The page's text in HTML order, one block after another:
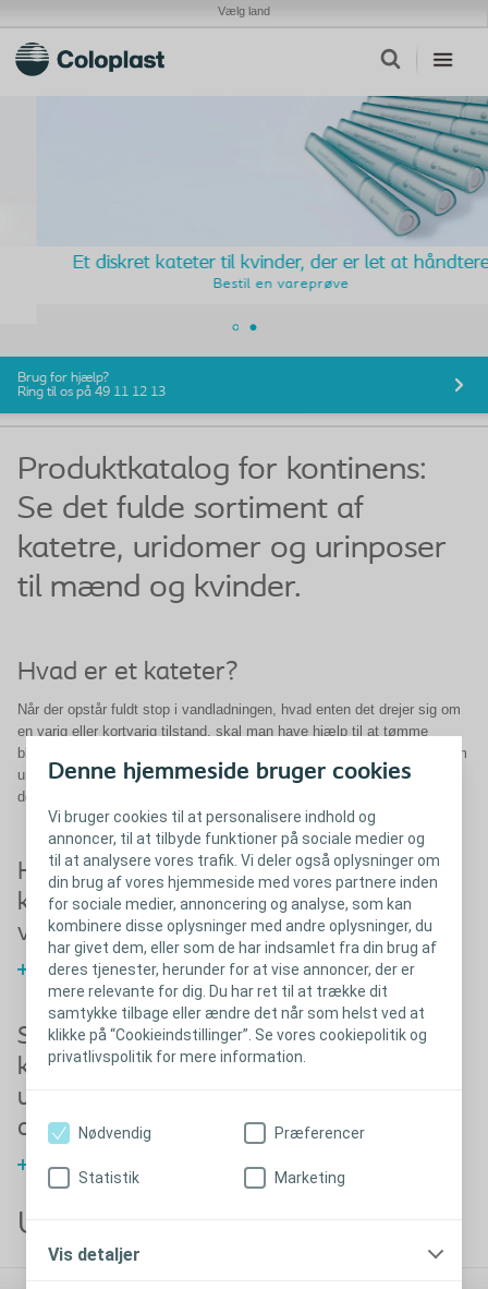
Denne hjemmeside bruger cookies
Vi bruger cookies til at personalisere indhold og
annoncer, til at tilbyde funktioner på sociale medier og
til at analysere vores trafik. Vi deler også oplysninger om
din brug af vores hjemmeside med vores partnere inden
for sociale medier, annoncering og analyse, som kan
kombinere disse oplysninger med andre oplysninger, du
har givet dem, eller som de har indsamlet fra din brug af
deres tjenester, herunder for at vise annoncer, der er
mere relevante for dig. Du har ret til at trække dit
samtykke tilbage eller ændre det når som helst ved at
klikke på “Cookieindstillinger”. Se vores cookiepolitik og
privatlivspolitik for mere information.
Nødvendig Præferencer
Statistik Marketing
Vis detaljer
Vælg land
Et diskret kateter til kvinder, der er let at håndtere
Bestil en vareprøve
Brug for hjælp?
Ring til os på 49 11 12 13
Produktkatalog for kontinens:
Se det fulde sortiment af
katetre, uridomer og urinposer
til mænd og kvinder.
Hvad er et kateter?
Når der opstår fuldt stop i vandladningen, hvad enten det drejer sig om
en varig eller kortvarig tilstand, skal man have hjælp til at tømme
blæren. Dette gøres i de fleste tilfælde ved at lægge et kateter gennem
urinrøret til urinblæren. Kateteret kan indføres som et engangskateter,
der fjernes umiddelbart efter at blæren er tømt.
Hvilken længde
kateter skal jeg
vælge?
Læs mere
Hvorfor får man
kateter?
Læs mere
Skal jeg vælge et
kateter med eller
uden
overfladebehandling?
Læs mere
Hvad er et uridom
og hvad er en
Læs mere
Urin-og afføringsproblemer